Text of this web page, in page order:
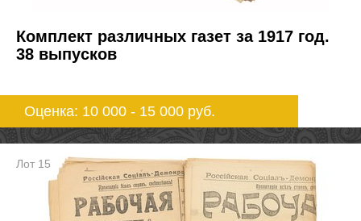
Комплект различных газет за 1917 год.
38 выпусков
Оценка: 10 000 - 15 000 руб.
Лот 15